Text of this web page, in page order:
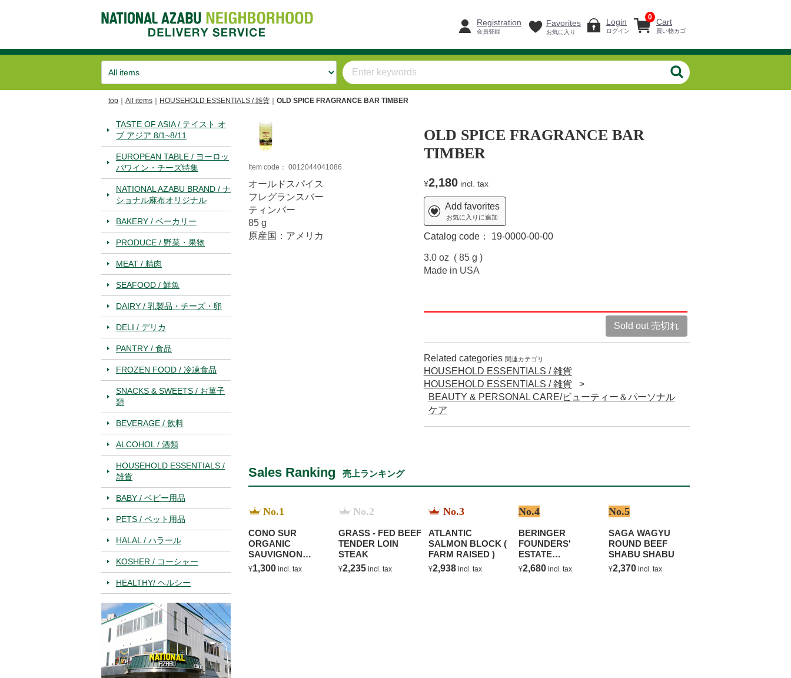
Cart
買い物カゴ
0
Registration
会員登録
Favorites
お気に入り
Login
ログイン
top All items HOUSEHOLD ESSENTIALS / 雑貨 OLD SPICE FRAGRANCE BAR TIMBER
TASTE OF ASIA / テイスト オ
ブ アジア 8/1~8/11
EUROPEAN TABLE / ヨーロッ
パワイン・チーズ特集
NATIONAL AZABU BRAND / ナ
ショナル麻布オリジナル
BAKERY / ベーカリー
PRODUCE / 野菜・果物
MEAT / 精肉
SEAFOOD / 鮮魚
DAIRY / 乳製品・チーズ・卵
DELI / デリカ
PANTRY / 食品
FROZEN FOOD / 冷凍食品
SNACKS & SWEETS / お菓子
類
BEVERAGE / 飲料
ALCOHOL / 酒類
HOUSEHOLD ESSENTIALS /
雑貨
BABY / ベビー用品
PETS / ペット用品
HALAL / ハラール
KOSHER / コーシャー
HEALTHY/ ヘルシー
OLD SPICE FRAGRANCE BAR
TIMBER
¥2,180incl. tax
Add favorites
お気に入りに追加
Catalog code： 19-0000-00-00
3.0 oz ( 85 g )
Made in USA
Sold out 売切れ
Item code： 0012044041086
オールドスパイス
フレグランスバー
ティンバー
85 g
原産国：アメリカ
Related categories 関連カテゴリ
HOUSEHOLD ESSENTIALS / 雑貨
HOUSEHOLD ESSENTIALS / 雑貨
BEAUTY & PERSONAL CARE/ビューティー＆パーソナル
ケア
Sales Ranking 売上ランキング
No.1
CONO SUR
ORGANIC
SAUVIGNON
BLANC
¥1,300 incl. tax
No.2
GRASS - FED BEEF
TENDER LOIN
STEAK
¥2,235 incl. tax
No.3
ATLANTIC
SALMON BLOCK (
FARM RAISED )
¥2,938 incl. tax
No.4
BERINGER
FOUNDERS'
ESTATE
CHARDONNAY
¥2,680 incl. tax
No.5
SAGA WAGYU
ROUND BEEF
SHABU SHABU
¥2,370 incl. tax